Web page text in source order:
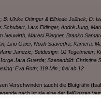
B: Ulrike Ottinger & Elfriede Jellinek; D:
Schubert, Lars Eidinger, André Jung,
Neuwirth, Maresi Riegner, Branko
Lino Gaier, Noah Saavedra; Kamera:
Janezic; Setdesign: Uli Tegetmeier;
Jara Guarda; Szenenbild: Christina
Eva Roth; 119 Min.; frei ab 12
Verschwinden taucht die Blutgräfin
nach ist sie eine der fleißigsten